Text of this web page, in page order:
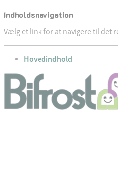
Indholdsnavigation
Vælg et link for at navigere til det
gå til
Hovedindhold